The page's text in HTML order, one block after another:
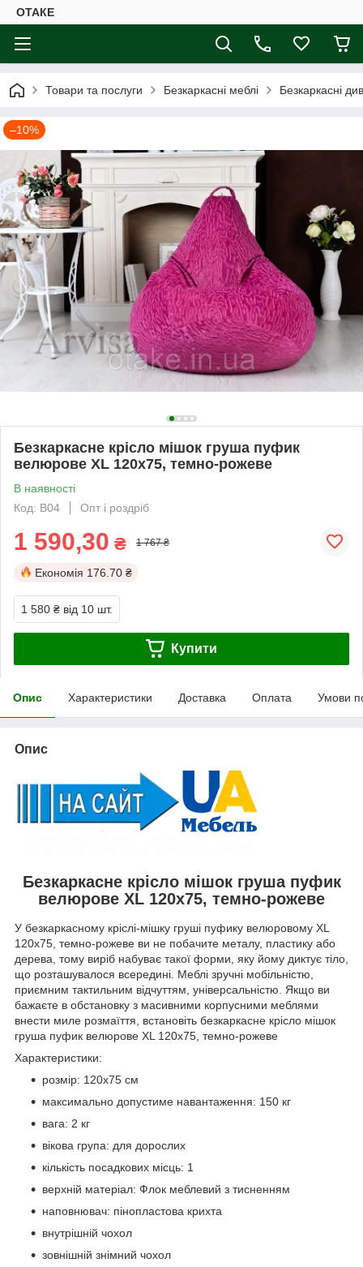
ОТАКЕ
Товари та послуги Безкаркасні меблі Безкаркасні
–10%
Безкаркасне крісло мішок груша пуфик
велюрове XL 120х75, темно-рожеве
В наявності
Код: В04
Опт і роздріб
1 590,30 ₴ 1 767 ₴
Економія 176.70 ₴
1 580 ₴ від 10 шт.
Купити
Опис Характеристики Доставка Оплата Умови
Опис
Безкаркасне крісло мішок груша пуфик
велюрове XL 120х75, темно-рожеве
У безкаркасному кріслі-мішку груші пуфику велюровому XL
120х75, темно-рожеве ви не побачите металу, пластику або
дерева, тому виріб набуває такої форми, яку йому диктує тіло,
що розташувалося всередині. Меблі зручні мобільністю,
приємним тактильним відчуттям, універсальністю. Якщо ви
бажаєте в обстановку з масивними корпусними меблями
внести миле розмаїття, встановіть безкаркасне крісло мішок
груша пуфик велюрове XL 120х75, темно-рожеве
Характеристики:
розмір: 120х75 см
максимально допустиме навантаження: 150 кг
вага: 2 кг
вікова група: для дорослих
кількість посадкових місць: 1
верхній матеріал: Флок меблевий з тисненням
наповнювач: пінопластова крихта
внутрішній чохол
зовнішній знімний чохол